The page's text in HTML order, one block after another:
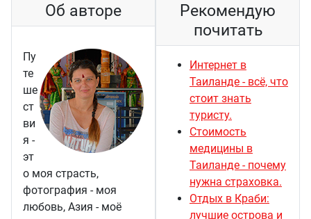
Об авторе
Пу
те
ше
ст
ви
я -
эт
о моя страсть,
фотография - моя
любовь, Азия - моё
Рекомендую
почитать
Интернет в
Таиланде - всё, что
стоит знать
туристу.
Стоимость
медицины в
Таиланде - почему
нужна страховка.
Отдых в Краби:
лучшие острова и